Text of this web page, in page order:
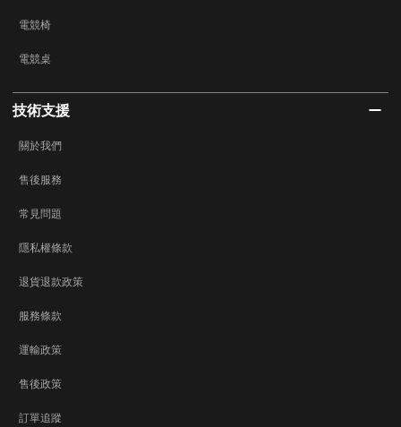
電競椅
電競桌
技術支援
關於我們
售後服務
常見問題
隱私權條款
退貨退款政策
服務條款
運輸政策
售後政策
訂單追蹤